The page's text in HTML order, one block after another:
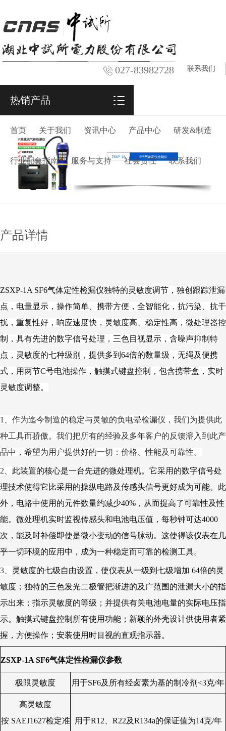
027-83982728 联系我们
热销产品
首页 关于我们 资讯中心 产品中心 研发&制造
行业配套指南 服务与支持 社会责任 联系我们
产品详情
ZSXP-1A SF6气体定性检漏仪独特的灵敏度调节，独创跟踪泄漏
点，电量显示，操作简单、携带方便，全智能化，抗污染、抗干
扰，重复性好，响应速度快，灵敏度高、稳定性高，微处理器控
制，具有先进的数字信号处理，三色目视显示，含噪声抑制特
点，灵敏度的七种级别，提供多到64倍的数量级，无绳及便携
式，用两节C号电池操作，触摸式键盘控制，包含携带盒，实时
灵敏度调整。
1、作为迄今制造的稳定与灵敏的负电晕检漏仪，我们为提供此
种工具而骄傲。我们把所有的经验及多年客户的反馈溶入到此产
品中，希望为用户提供好的一切：价格、性能及可靠性。
2、 此装置的核心是一台先进的微处理机。它采用的数字信号处
理技术使得它比采用的操纵电路及传感头信号更好成为可能。此
外，电路中使用的元件数量约减少40%，从而提高了可靠性及性
能。微处理机实时监视传感头和电池电压值，每秒钟可达4000
次，能及时补偿即使是微小变动的信号脉动。这使得该仪表在几
乎一切环境的应用中，成为一种稳定而可靠的检测工具。
3、
灵敏度的七级自由设置，使仪表从一级到七级增加 64倍的灵
敏度；独特的三色发光二极管把渐进的及广范围的泄漏大小的指
示出来；指示灵敏度的等级；并提供有关电池电量的实际电压指
示。触摸式键盘控制所有使用功能；新颖的外壳设计供使用者紧
握，方便操作；安装使用时目视的直观指示器。
ZSXP-1A SF6气体定性检漏仪参数
极限灵敏度 用于SF6及所有经卤素为基的制冷剂<3克/年
高灵敏度
按 SAEJ1627检定准
用于R12、R22及R134a的保证值为14克/年